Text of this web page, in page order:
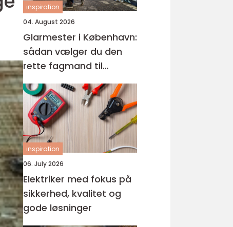
inspiration
04. August 2026
Glarmester i København:
sådan vælger du den
rette fagmand til
glasarbejde
inspiration
06. July 2026
Elektriker med fokus på
sikkerhed, kvalitet og
gode løsninger